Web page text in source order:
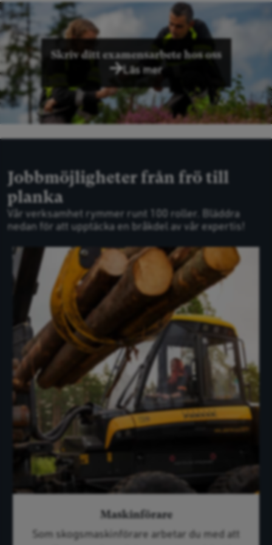
Skriv ditt examensarbete hos oss
Läs mer
Jobbmöjligheter från frö till
planka
Vår verksamhet rymmer runt 100 roller. Bläddra
nedan för att upptäcka en bråkdel av vår expertis!
Maskinförare
Som skogsmaskinförare arbetar du med att